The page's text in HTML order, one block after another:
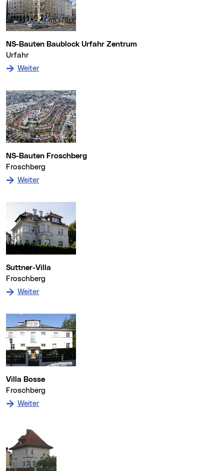
NS-Bauten Baublock Urfahr Zentrum
Urfahr
Weiter: zum Denkmal NS-Bauten Baublock Urfahr Zentrum
NS-Bauten Froschberg
Froschberg
Weiter: zum Denkmal NS-Bauten Froschberg
Suttner-Villa
Froschberg
Weiter: zum Denkmal Suttner-Villa
Villa Bosse
Froschberg
Weiter: zum Denkmal Villa Bosse